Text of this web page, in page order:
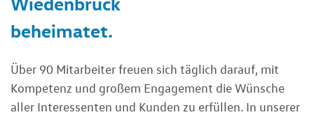
beheimatet.
Über 90 Mitarbeiter freuen sich täglich darauf, mit
Kompetenz und großem Engagement die Wünsche
aller Interessenten und Kunden zu erfüllen. In unserer